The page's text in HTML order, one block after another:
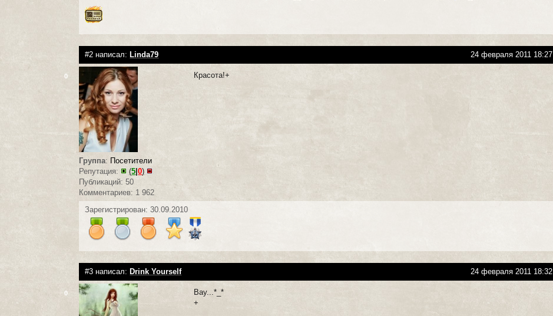
#2 написал: Linda79 24 февраля 2011 18:27
0
Группа: Посетители
Репутация:
(5 |0)
Публикаций: 50
Комментариев: 1 962
Красота!+
Зарегистрирован: 30.09.2010
#3 написал: Drink Yourself 24 февраля 2011 18:32
0
Вау...*_*
+